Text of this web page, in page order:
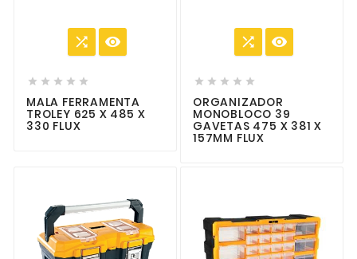
 
    
MALA FERRAMENTA
TROLEY 625 X 485 X
330 FLUX
 
    
ORGANIZADOR
MONOBLOCO 39
GAVETAS 475 X 381 X
157MM FLUX